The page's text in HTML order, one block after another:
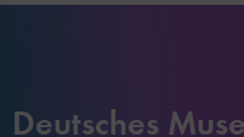
Deutsches